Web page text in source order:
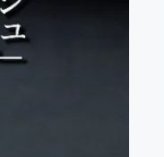
Good
と納税